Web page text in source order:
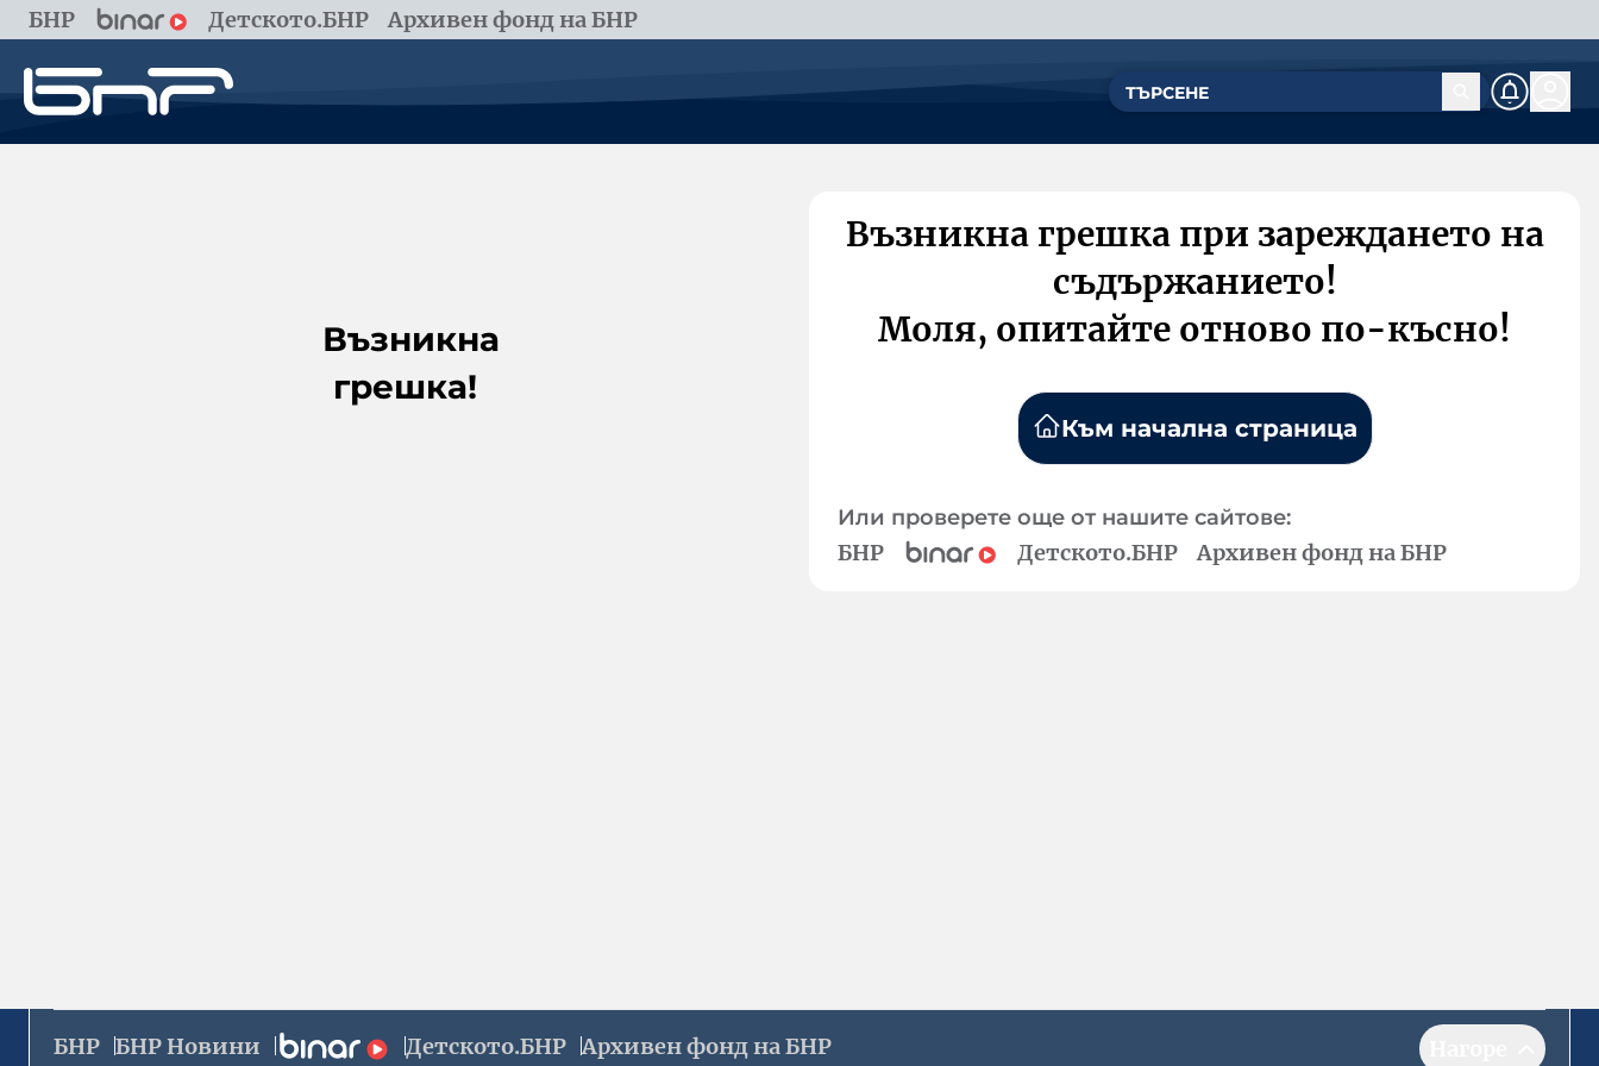
БНР Детското.БНР Архивен фонд на БНР
Възникна
грешка!
Възникна грешка при зареждането на
съдържанието!
Моля, опитайте отново по-късно!
Към начална страница
Или проверете още от нашите сайтове:
БНР Детското.БНР Архивен фонд на БНР
БНР БНР Новини Детското.БНР Архивен фонд на БНР